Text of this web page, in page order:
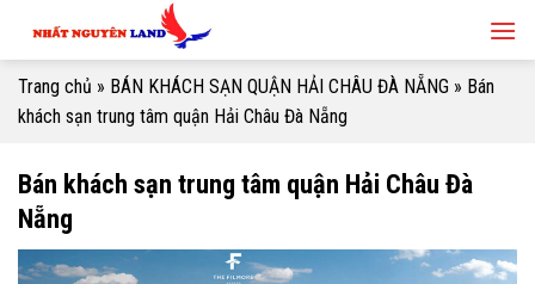
content
Trang chủ » BÁN KHÁCH SẠN QUẬN HẢI CHÂU ĐÀ NẴNG » Bán
khách sạn trung tâm quận Hải Châu Đà Nẵng
Bán khách sạn trung tâm quận Hải Châu Đà
Nẵng